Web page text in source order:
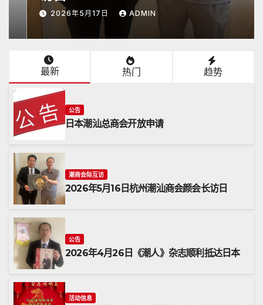
2026年5月17日 ADMIN
最新 热门 趋势
公告
日本潮汕总商会开放申请
潮商会际互访
2026年5月16日杭州潮汕商会颜会长访日
公告
2026年4月26日《潮人》杂志顺利抵达日本
活动信息